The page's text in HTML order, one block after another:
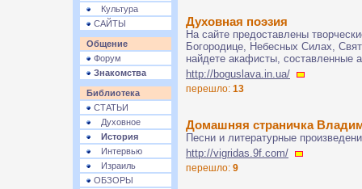
Культура
САЙТЫ
Общение
Форум
Знакомства
Библиотека
СТАТЬИ
Духовное
История
Интервью
Израиль
ОБЗОРЫ
Духовная поэзия
На сайте предоставлены
Богородице, Небесных Силах,
найдете акафисты, составленные
http://boguslava.in.ua/
перешло: 13
Домашняя страничка
Песни и литературные
http://vigridas.9f.com/
перешло: 9